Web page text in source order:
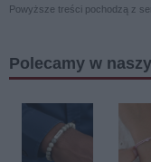
Powyższe treści pochodzą z
Polecamy w